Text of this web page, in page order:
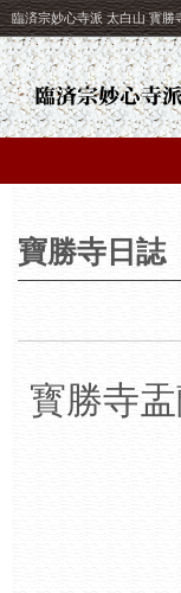
臨済宗妙心寺派 太白山 寳勝
寶勝寺日誌
寳勝寺